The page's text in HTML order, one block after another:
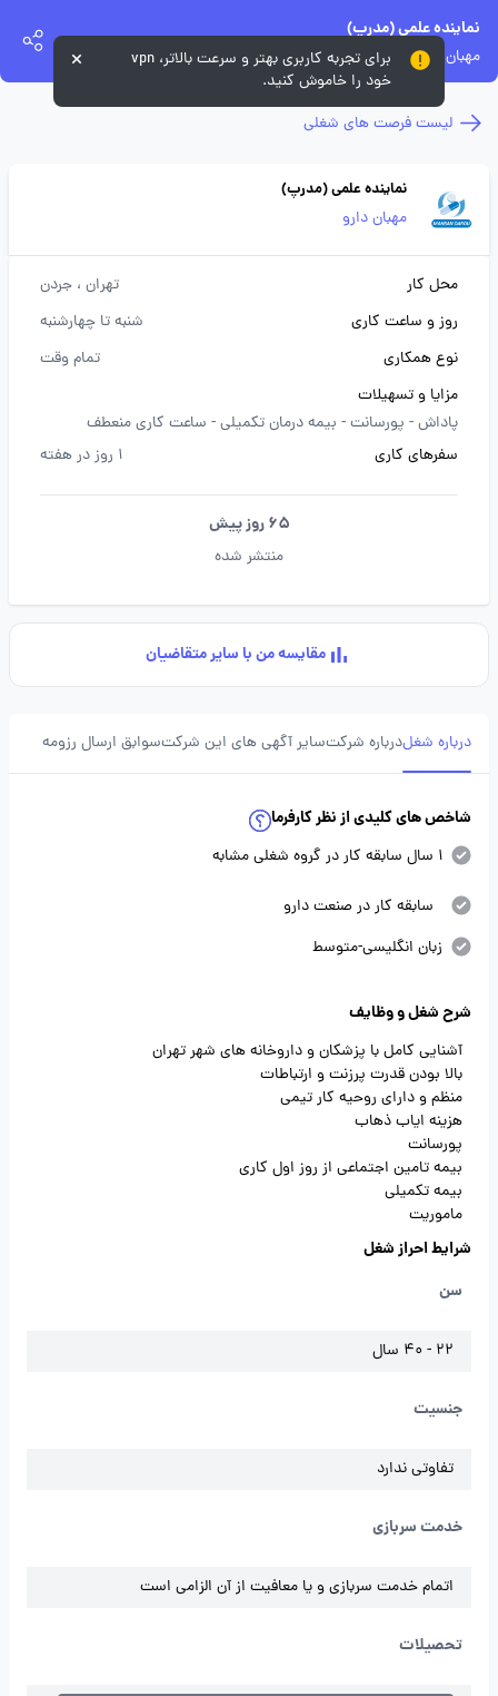
نماینده علمی (مدرپ)
مهبان دارو
لیست فرصت های شغلی
نماینده علمی (مدرپ)
مهبان دارو
محل کار تهران ، جردن
روز و ساعت کاری
شنبه تا چهارشنبه
نوع همکاری
تمام وقت
مزایا و تسهیلات
پاداش - پورسانت - بیمه درمان تکمیلی - ساعت کاری منعطف
سفرهای کاری
1 روز در هفته
65 روز پیش
منتشر شده
مقایسه من با سایر متقاضیان
درباره شغلدرباره شرکتسایر آگهی های این شرکتسوابق ارسال رزومه
شاخص های کلیدی از نظر کارفرما
1 سال سابقه کار در گروه شغلی مشابه
سابقه کار در صنعت دارو
زبان انگلیسی-متوسط
شرح شغل و وظایف
آشنایی کامل با پزشکان و داروخانه های شهر تهران
بالا بودن قدرت پرزنت و ارتباطات
منظم و دارای روحیه کار تیمی
هزینه ایاب ذهاب
پورسانت
بیمه تامین اجتماعی از روز اول کاری
بیمه تکمیلی
ماموریت
شرایط احراز شغل
سن
22 - 40 سال
جنسیت
تفاوتی ندارد
خدمت سربازی
اتمام خدمت سربازی و یا معافیت از آن الزامی است
تحصیلات
برای تجربه کاربری بهتر و سرعت بالاتر، vpn
خود را خاموش کنید.